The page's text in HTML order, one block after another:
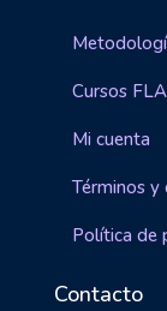
Cursos
Mi cuenta
Términos y
Política de
Contacto